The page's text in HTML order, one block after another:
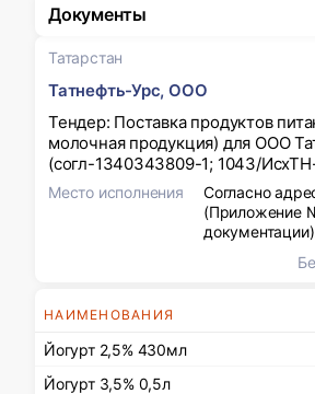
Татарстан
Татнефть-Урс, ООО
Тендер: Поставка продуктов
молочная продукция) для ООО
(согл-1340343809-1; 1043/
Место исполнения
Согласно
(Приложение
НАИМЕНОВАНИЯ
Йогурт 2,5% 430мл
Йогурт 3,5% 0,5л
Документы